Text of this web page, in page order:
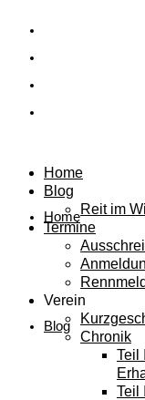
Home
Blog
Home
Blog
Reit im
Termine
Verein
Chronik
Teil
Teil